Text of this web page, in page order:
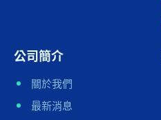
公司簡介
關於我們
最新消息